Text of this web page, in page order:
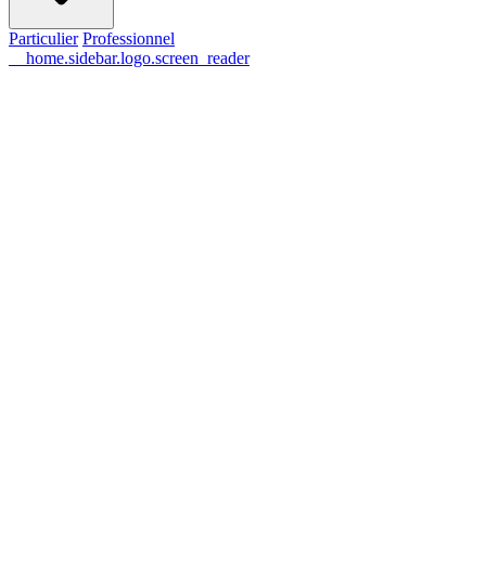
Particulier Professionnel
__home.sidebar.logo.screen_reader